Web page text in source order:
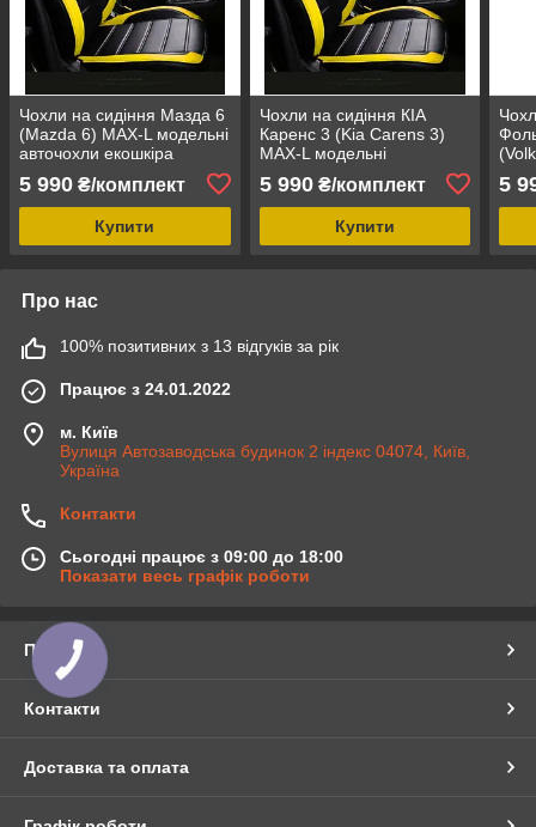
Чохли на сидіння Мазда 6
(Mazda 6) MAX-L модельні
авточохли екошкіра
5 990 ₴/комплект
Купити
Чохли на сидіння КІА
Каренс 3 (Kia Carens 3)
MAX-L модельні
аригона
5 990₴/комплект
Купити
5
Про нас
100% позитивних з 13 відгуків за рік
Працює з 24.01.2022
м. Київ
Вулиця Автозаводська будинок 2 індекс 04074, Київ,
Україна
Контакти
Сьогодні працює з 09:00 до 18:00
Показати весь графік роботи
Про нас
Контакти
Доставка та оплата
КНОПКА
ЗВ'ЯЗКУ